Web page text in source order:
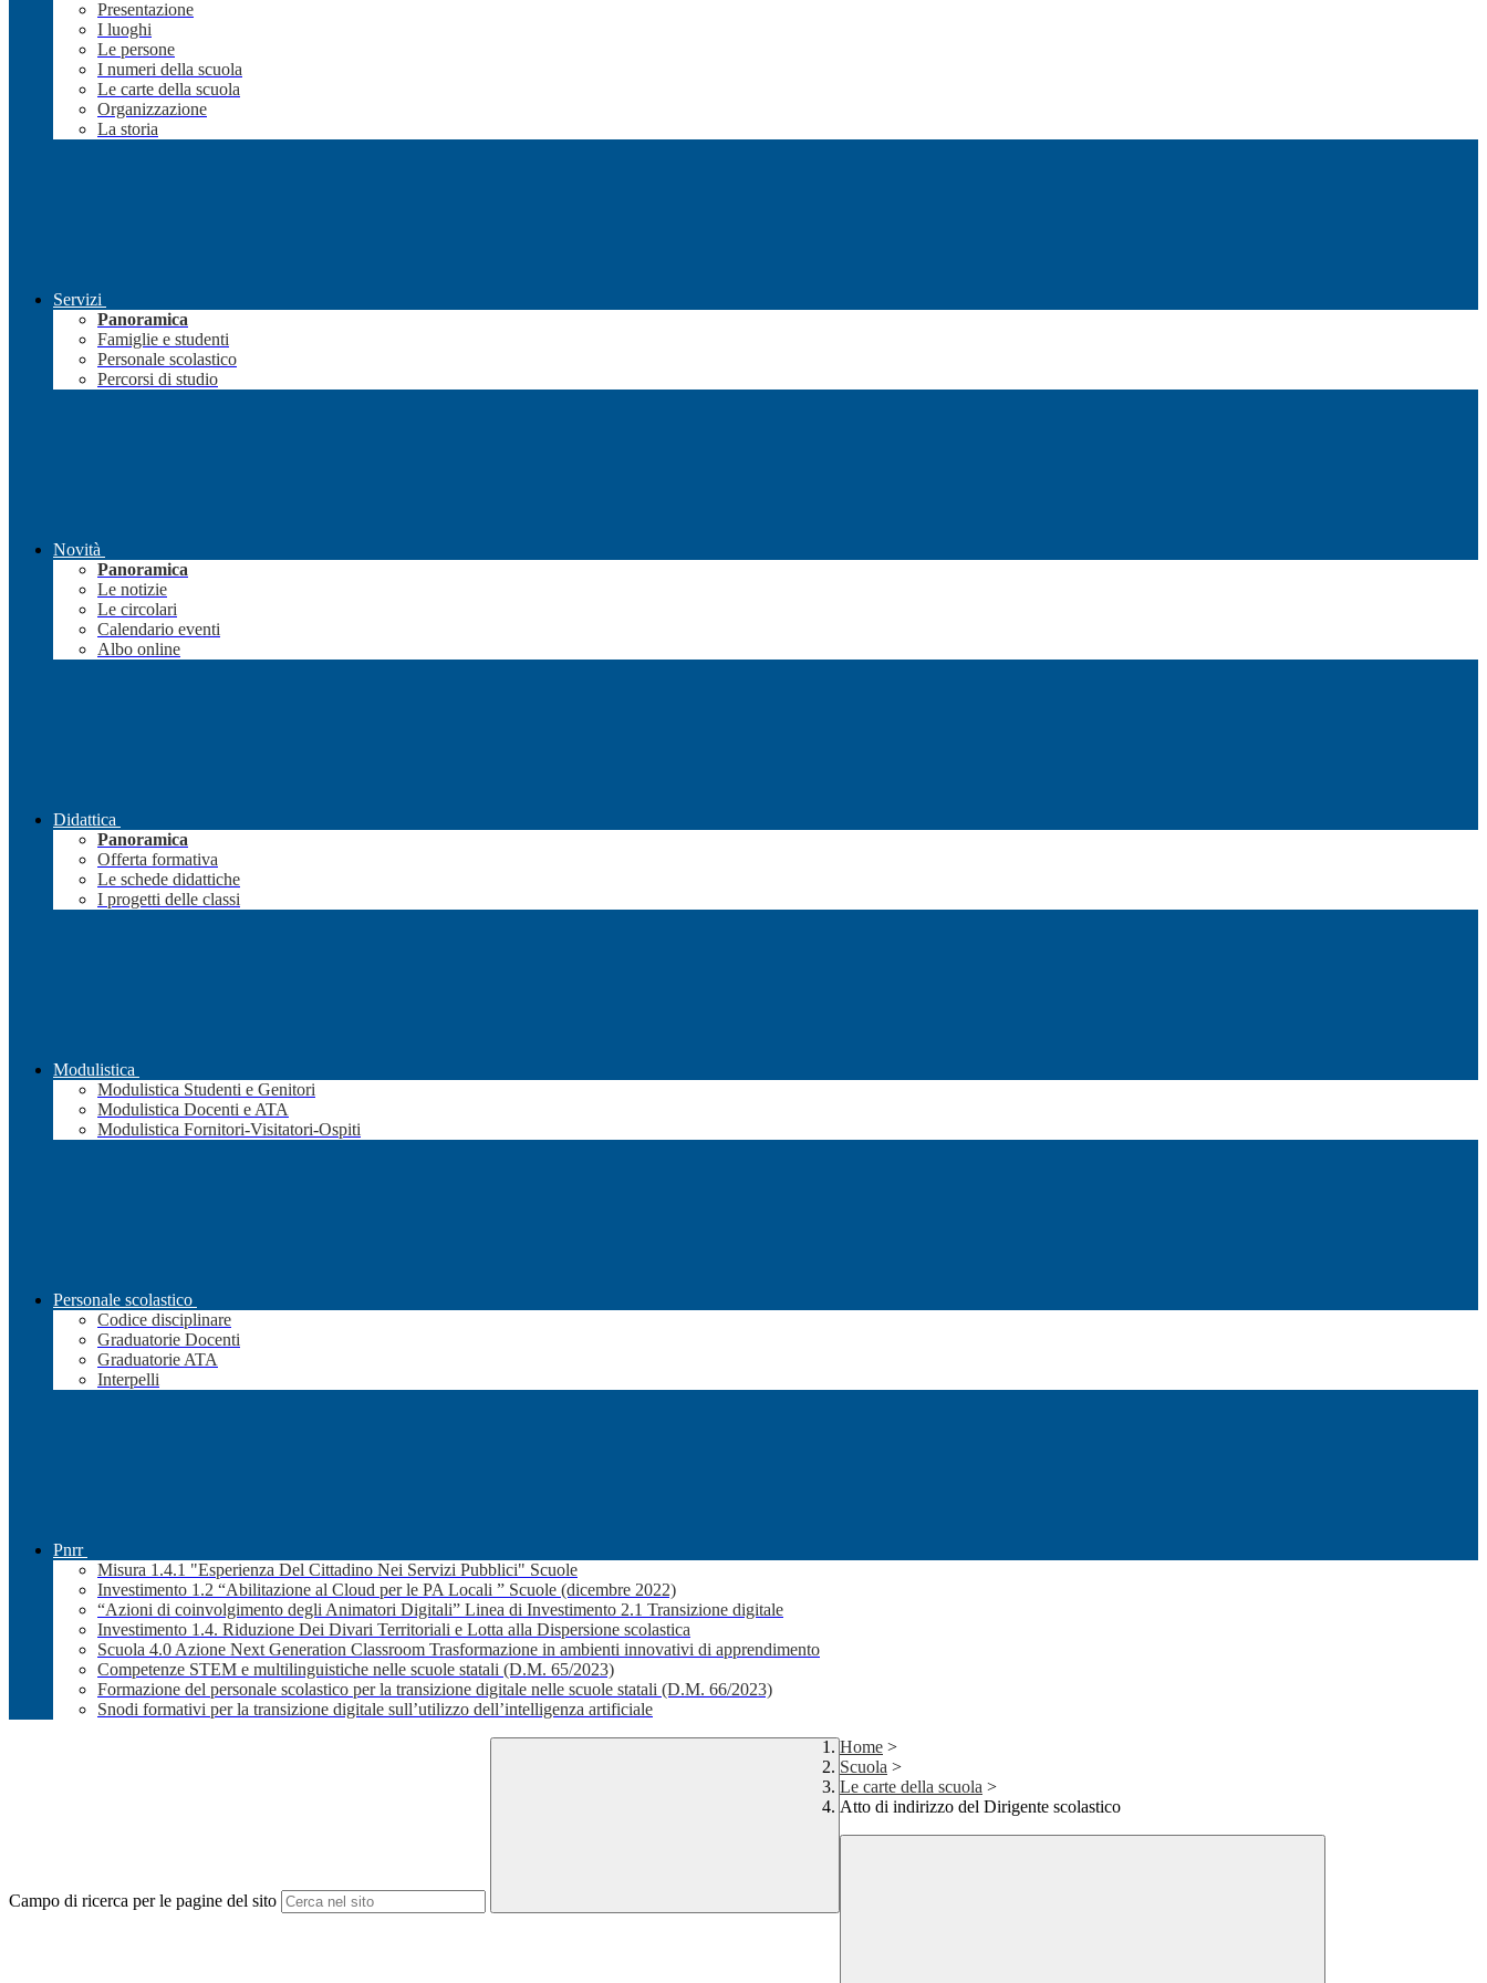
Presentazione
I luoghi
Le persone
I numeri della scuola
Le carte della scuola
Organizzazione
La storia
Servizi
Panoramica
Famiglie e studenti
Personale scolastico
Percorsi di studio
Novità
Panoramica
Le notizie
Le circolari
Calendario eventi
Albo online
Didattica
Panoramica
Offerta formativa
Le schede didattiche
I progetti delle classi
Modulistica
Modulistica Studenti e Genitori
Modulistica Docenti e ATA
Modulistica Fornitori-Visitatori-Ospiti
Personale scolastico
Codice disciplinare
Graduatorie Docenti
Graduatorie ATA
Interpelli
Pnrr
Misura 1.4.1 "Esperienza Del Cittadino Nei Servizi Pubblici" Scuole
Investimento 1.2 “Abilitazione al Cloud per le PA Locali ” Scuole (dicembre 2022)
“Azioni di coinvolgimento degli Animatori Digitali” Linea di Investimento 2.1 Transizione digitale
Investimento 1.4. Riduzione Dei Divari Territoriali e Lotta alla Dispersione scolastica
Scuola 4.0 Azione Next Generation Classroom Trasformazione in ambienti innovativi di apprendimento
Competenze STEM e multilinguistiche nelle scuole statali (D.M. 65/2023)
Formazione del personale scolastico per la transizione digitale nelle scuole statali (D.M. 66/2023)
Snodi formativi per la transizione digitale sull’utilizzo dell’intelligenza artificiale
Campo di ricerca per le pagine del sito
Home >
Scuola >
Le carte della scuola >
Atto di indirizzo del Dirigente scolastico